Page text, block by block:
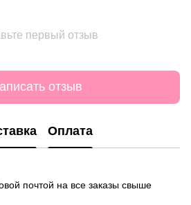
первый отзыв
отзыв
Оплата
почтой на все заказы свыше